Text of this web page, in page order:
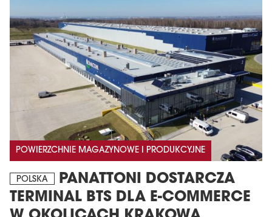
POWIERZCHNIE MAGAZYNOWE I PRODUKCYJNE
POLSKA
PANATTONI DOSTARCZA
TERMINAL BTS DLA E-COMMERCE